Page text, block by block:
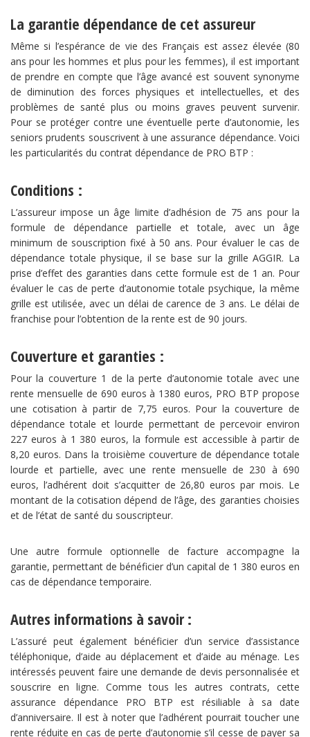
La garantie dépendance de cet assureur
Même si l’espérance de vie des Français est assez élevée (80
ans pour les hommes et plus pour les femmes), il est important
de prendre en compte que l’âge avancé est souvent synonyme
de diminution des forces physiques et intellectuelles, et des
problèmes de santé plus ou moins graves peuvent survenir.
Pour se protéger contre une éventuelle perte d’autonomie, les
seniors prudents souscrivent à une assurance dépendance. Voici
les particularités du contrat dépendance de PRO BTP :
Conditions :
L’assureur impose un âge limite d’adhésion de 75 ans pour la
formule de dépendance partielle et totale, avec un âge
minimum de souscription fixé à 50 ans. Pour évaluer le cas de
dépendance totale physique, il se base sur la grille AGGIR. La
prise d’effet des garanties dans cette formule est de 1 an. Pour
évaluer le cas de perte d’autonomie totale psychique, la même
grille est utilisée, avec un délai de carence de 3 ans. Le délai de
franchise pour l’obtention de la rente est de 90 jours.
Couverture et garanties :
Pour la couverture 1 de la perte d’autonomie totale avec une
rente mensuelle de 690 euros à 1380 euros, PRO BTP propose
une cotisation à partir de 7,75 euros. Pour la couverture de
dépendance totale et lourde permettant de percevoir environ
227 euros à 1 380 euros, la formule est accessible à partir de
8,20 euros. Dans la troisième couverture de dépendance totale
lourde et partielle, avec une rente mensuelle de 230 à 690
euros, l’adhérent doit s’acquitter de 26,80 euros par mois. Le
montant de la cotisation dépend de l’âge, des garanties choisies
et de l’état de santé du souscripteur.
Une autre formule optionnelle de facture accompagne la
garantie, permettant de bénéficier d’un capital de 1 380 euros en
cas de dépendance temporaire.
Autres informations à savoir :
L’assuré peut également bénéficier d’un service d’assistance
téléphonique, d’aide au déplacement et d’aide au ménage. Les
intéressés peuvent faire une demande de devis personnalisée et
souscrire en ligne. Comme tous les autres contrats, cette
assurance dépendance PRO BTP est résiliable à sa date
d’anniversaire. Il est à noter que l’adhérent pourrait toucher une
rente réduite en cas de perte d’autonomie s’il cesse de payer sa